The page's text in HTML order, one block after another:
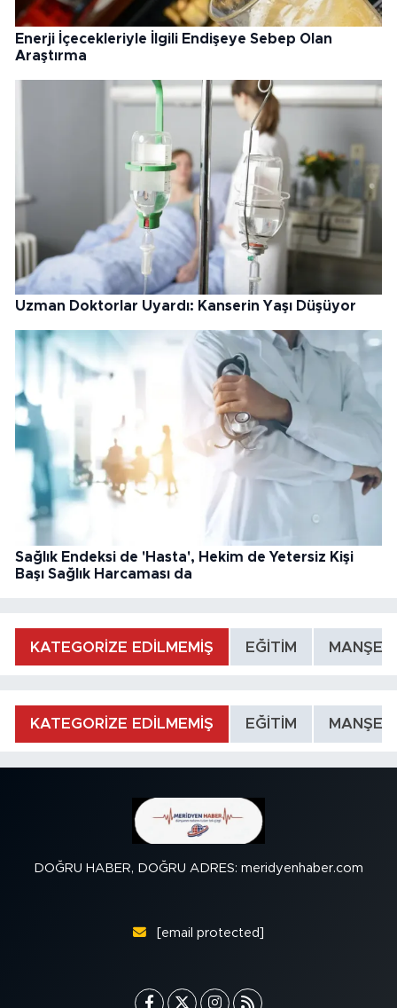
Enerji İçecekleriyle İlgili Endişeye Sebep Olan
Araştırma
Uzman Doktorlar Uyardı: Kanserin Yaşı Düşüyor
Sağlık Endeksi de 'Hasta', Hekim de Yetersiz Kişi
Başı Sağlık Harcaması da
KATEGORİZE EDİLMEMİŞ EĞİTİM MANŞET
KATEGORİZE EDİLMEMİŞ EĞİTİM MANŞET
DOĞRU HABER, DOĞRU ADRES: meridyenhaber.com
[email protected]